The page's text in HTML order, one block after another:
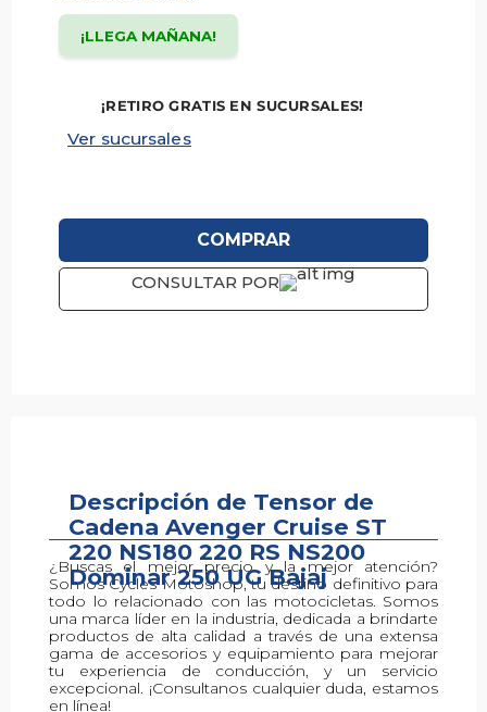
¡LLEGA MAÑANA!
¡RETIRO GRATIS EN SUCURSALES!
Ver sucursales
COMPRAR
CONSULTAR POR
Descripción de Tensor de
Cadena Avenger Cruise ST
220 NS180 220 RS NS200
Dominar 250 UG Bajaj
Descripción
¿Buscas el mejor precio y la mejor atención?
Somos Cycles Motoshop, tu destino definitivo para
todo lo relacionado con las motocicletas. Somos
una marca líder en la industria, dedicada a brindarte
productos de alta calidad a través de una extensa
gama de accesorios y equipamiento para mejorar
tu experiencia de conducción, y un servicio
excepcional. ¡Consultanos cualquier duda, estamos
en línea!